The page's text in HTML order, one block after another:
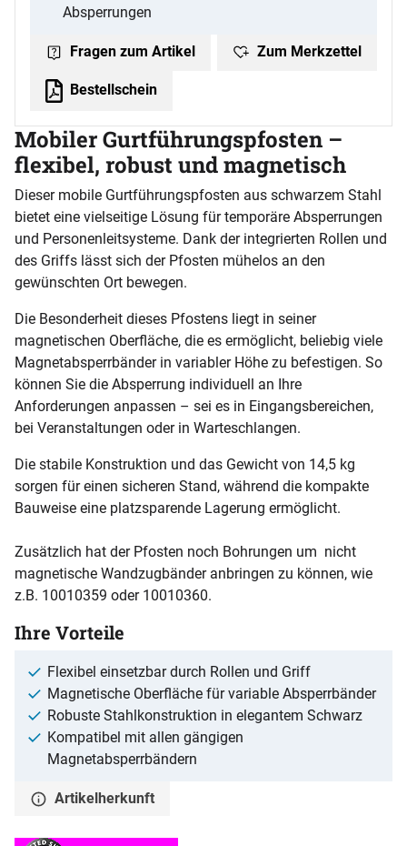
Absperrungen
Fragen zum Artikel Zum Merkzettel
Bestellschein
Mobiler Gurtführungspfosten –
flexibel, robust und magnetisch
Dieser mobile Gurtführungspfosten aus schwarzem Stahl
bietet eine vielseitige Lösung für temporäre Absperrungen
und Personenleitsysteme. Dank der integrierten Rollen und
des Griffs lässt sich der Pfosten mühelos an den
gewünschten Ort bewegen.
Die Besonderheit dieses Pfostens liegt in seiner
magnetischen Oberfläche, die es ermöglicht, beliebig viele
Magnetabsperrbänder in variabler Höhe zu befestigen. So
können Sie die Absperrung individuell an Ihre
Anforderungen anpassen – sei es in Eingangsbereichen,
bei Veranstaltungen oder in Warteschlangen.
Die stabile Konstruktion und das Gewicht von 14,5 kg
sorgen für einen sicheren Stand, während die kompakte
Bauweise eine platzsparende Lagerung ermöglicht.
Zusätzlich hat der Pfosten noch Bohrungen um nicht
magnetische Wandzugbänder anbringen zu können, wie
z.B. 10010359 oder 10010360.
Ihre Vorteile
Flexibel einsetzbar durch Rollen und Griff
Magnetische Oberfläche für variable Absperrbänder
Robuste Stahlkonstruktion in elegantem Schwarz
Kompatibel mit allen gängigen
Magnetabsperrbändern
Artikelherkunft